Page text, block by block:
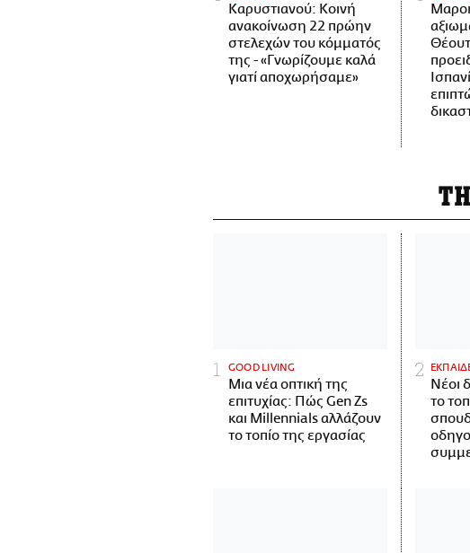
Καρυστιανού: Κοινή
ανακοίνωση 22 πρώην
στελεχών του κόμματός
της - «Γνωρίζουμε καλά
γιατί αποχωρήσαμε»
GOOD LIVING
Μια νέα οπτική της
επιτυχίας: Πώς Gen Zs
και Millennials αλλάζουν
το τοπίο της εργασίας
Νέοι
το